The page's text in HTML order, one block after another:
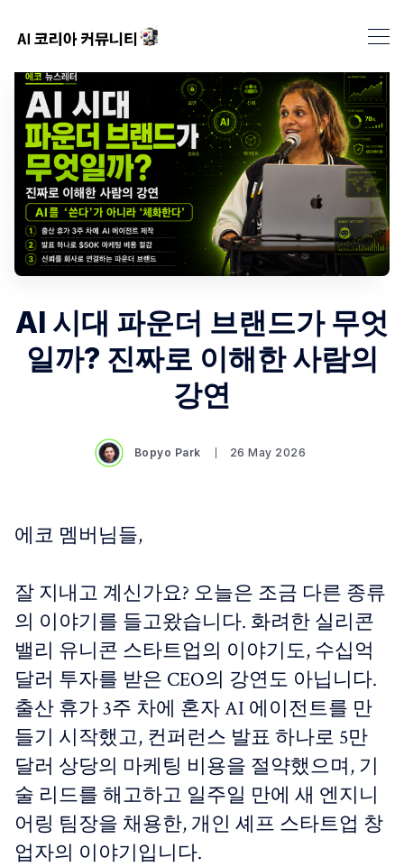
AI 시대 파운더 브랜드가 무엇
일까? 진짜로 이해한 사람의
강연
Bopyo Park 26 May 2026
에코 멤버님들,
잘 지내고 계신가요? 오늘은 조금 다른 종류
의 이야기를 들고왔습니다. 화려한 실리콘
밸리 유니콘 스타트업의 이야기도, 수십억
달러 투자를 받은 CEO의 강연도 아닙니다.
출산 휴가 3주 차에 혼자 AI 에이전트를 만
들기 시작했고, 컨퍼런스 발표 하나로 5만
달러 상당의 마케팅 비용을 절약했으며, 기
술 리드를 해고하고 일주일 만에 새 엔지니
어링 팀장을 채용한, 개인 셰프 스타트업 창
업자의 이야기입니다.